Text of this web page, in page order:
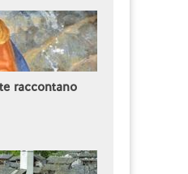
raccontano